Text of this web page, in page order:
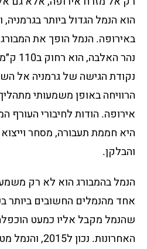
הוא הנמל הגדול ביותר בגרמניה,
באירופה. הנמל הופך את
נהר
נקודת הגישה של גרמניה אל
הרוויחה באופן משמעותי
אירופה. הודות לחיבורי העורף
היא חממת תעבורה, מסחר
והבלקן.
הנמל בהמבורג הוא לא רק
אחד מהנמלים החשובים ביותר
שהנמל מקבל אליו כמעט